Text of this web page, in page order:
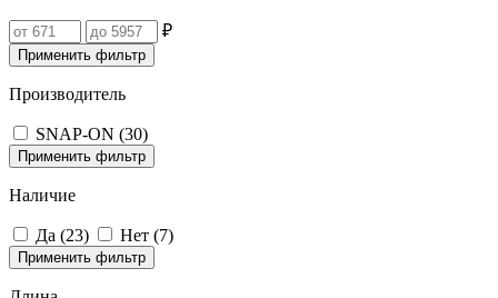
₽
Применить фильтр
Производитель
SNAP-ON (30)
Применить фильтр
Наличие
Да (23) Нет (7)
Применить фильтр